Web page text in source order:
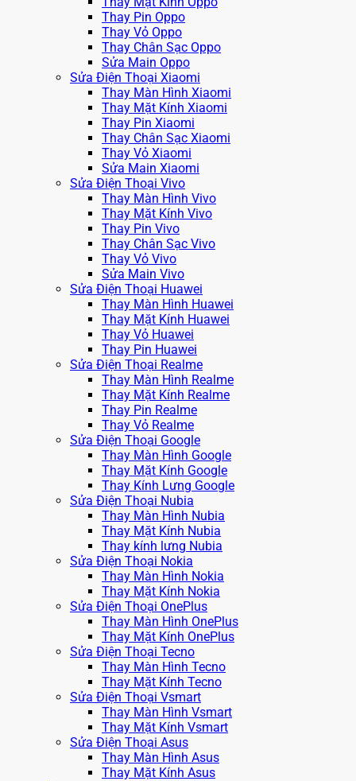
Thay Pin Oppo
Thay Vỏ Oppo
Thay Chân Sạc Oppo
Sửa Main Oppo
Sửa Điện Thoại Xiaomi
Thay Màn Hình Xiaomi
Thay Mặt Kính Xiaomi
Thay Pin Xiaomi
Thay Chân Sạc Xiaomi
Thay Vỏ Xiaomi
Sửa Main Xiaomi
Sửa Điện Thoại Vivo
Thay Màn Hình Vivo
Thay Mặt Kính Vivo
Thay Pin Vivo
Thay Chân Sạc Vivo
Thay Vỏ Vivo
Sửa Main Vivo
Sửa Điện Thoại Huawei
Thay Màn Hình Huawei
Thay Mặt Kính Huawei
Thay Vỏ Huawei
Thay Pin Huawei
Sửa Điện Thoại Realme
Thay Màn Hình Realme
Thay Mặt Kính Realme
Thay Pin Realme
Thay Vỏ Realme
Sửa Điện Thoại Google
Thay Màn Hình Google
Thay Mặt Kính Google
Thay Kính Lưng Google
Sửa Điện Thoại Nubia
Thay Màn Hình Nubia
Thay Mặt Kính Nubia
Thay kính lưng Nubia
Sửa Điện Thoại Nokia
Thay Màn Hình Nokia
Thay Mặt Kính Nokia
Sửa Điện Thoại OnePlus
Thay Màn Hình OnePlus
Thay Mặt Kính OnePlus
Sửa Điện Thoại Tecno
Thay Màn Hình Tecno
Thay Mặt Kính Tecno
Sửa Điện Thoại Vsmart
Thay Màn Hình Vsmart
Thay Mặt Kính Vsmart
Sửa Điện Thoại Asus
Thay Màn Hình Asus
Thay Mặt Kính Asus